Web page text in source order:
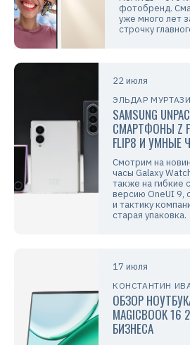
фотобренд.
уже много лет
строчку
22 июля
ЭЛЬДАР
SAMSUNG
СМАРТФОНЫ Z
FLIP8 И УМНЫЕ
Смотрим на
часы Galaxy
также на гибкие
версию OneUI 9,
и тактику
старая упаковка.
17 июля
КОНСТАНТИН
ОБЗОР
MAGICBOOK
БИЗНЕСА